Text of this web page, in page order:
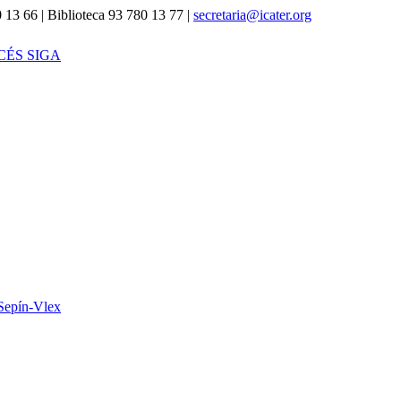
13 66 | Biblioteca 93 780 13 77 | secretaria@icater.org
SIGA
Vlex